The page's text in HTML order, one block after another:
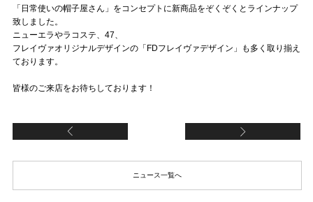
「日常使いの帽子屋さん」をコンセプトに新商品をぞくぞくとラインナップ
致しました。
ニューエラやラコステ、47、
フレイヴァオリジナルデザインの「FDフレイヴァデザイン」も多く取り揃え
ております。
皆様のご来店をお待ちしております！
【イーアス沖縄豊崎店（直営店）】新規オープ
ニュース一覧へ